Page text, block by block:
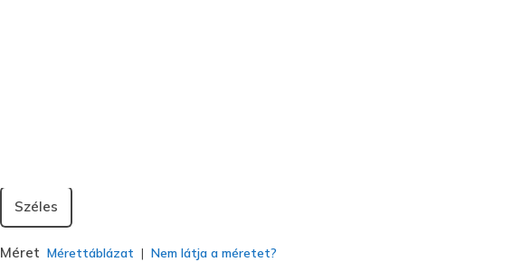
Széles
Méret Mérettáblázat Nem látja a méretet?